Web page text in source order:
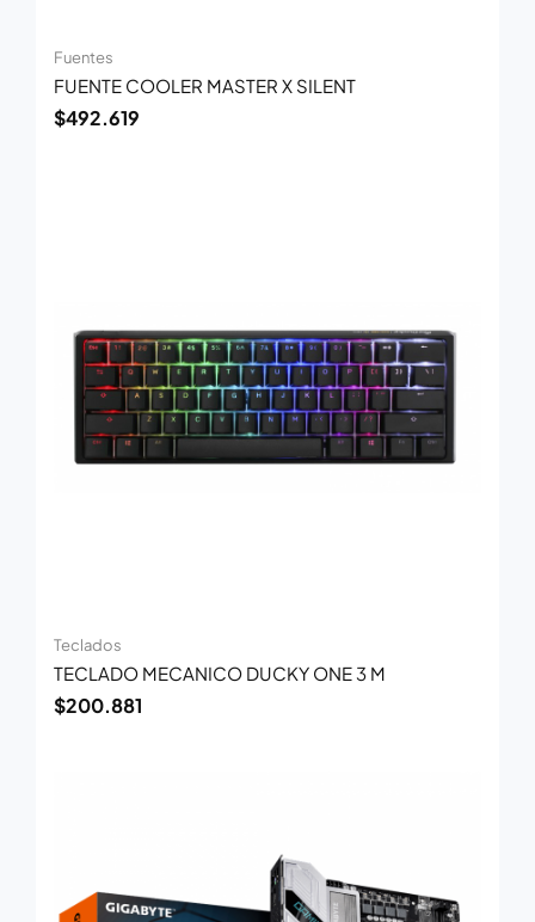
Fuentes
FUENTE COOLER MASTER X SILENT
$492.619
Teclados
TECLADO MECANICO DUCKY ONE 3 M
$200.881